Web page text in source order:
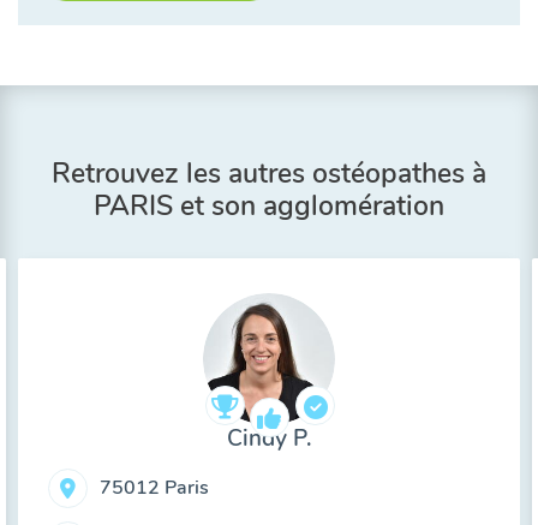
Retrouvez les autres ostéopathes à
PARIS et son agglomération
Cindy P.
75012 Paris